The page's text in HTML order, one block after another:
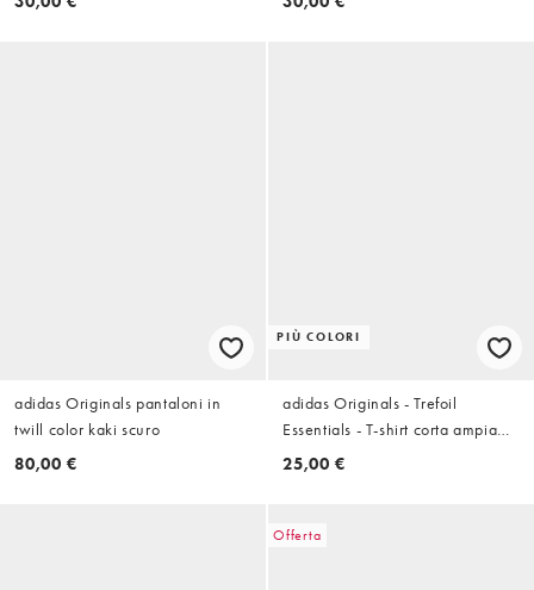
adidas Originals pantaloni in
twill color kaki scuro
80,00 €
PIÙ COLORI
adidas Originals - Trefoil
Essentials - T-shirt corta ampia
mélange grigio scuro mélange
25,00 €
Offerta